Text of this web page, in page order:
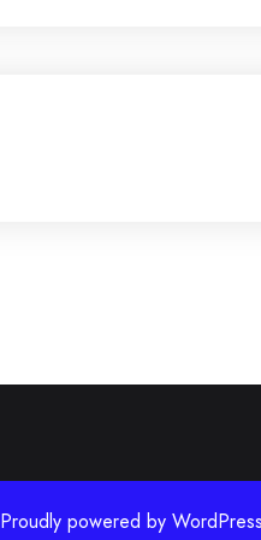
Proudly powered by